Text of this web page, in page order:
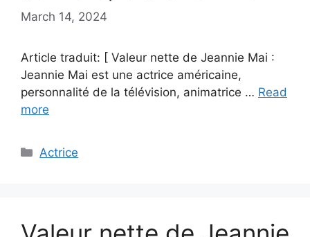
March 14, 2024
Article traduit: [ Valeur nette de Jeannie Mai :
Jeannie Mai est une actrice américaine,
personnalité de la télévision, animatrice … Read
more
Categories
Actrice